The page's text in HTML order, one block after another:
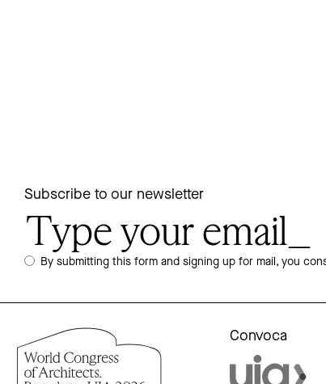
Subscribe to our newsletter
By submitting this form and signing up for mail, you
Convoca